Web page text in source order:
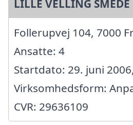
LILLE VELLING SMEDE
Follerupvej 104, 7000
Ansatte: 4
Startdato: 29. juni 2006,
Virksomhedsform:
CVR: 29636109